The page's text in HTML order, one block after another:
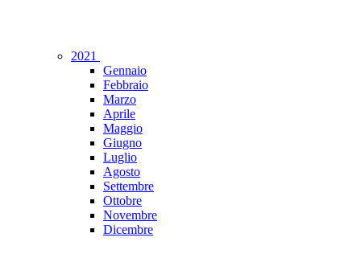
2021
Gennaio
Febbraio
Marzo
Aprile
Maggio
Giugno
Luglio
Agosto
Settembre
Ottobre
Novembre
Dicembre